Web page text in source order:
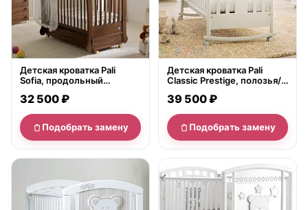
Детская кроватка Pali
Sofia, продольный
32 500 ₽
Подобрать замену
Детская кроватка Pali
Classic Prestige, полозья/
39 500 ₽
Подобрать замену
нет в продаже